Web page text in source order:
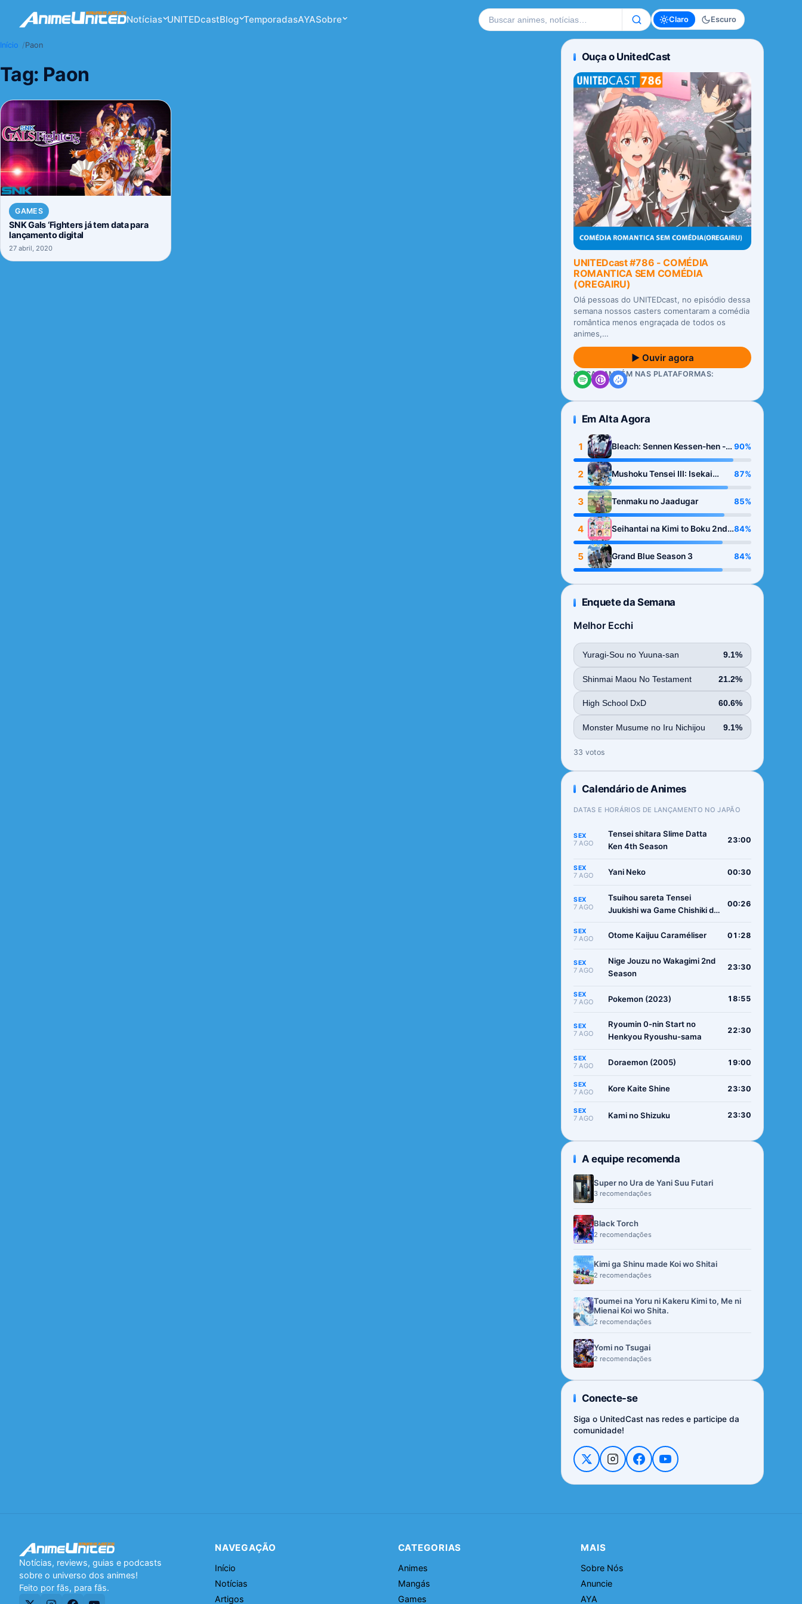
Notícias UNITEDcastBlog TemporadasAYASobre Buscar no site Claro Escuro
Início Paon
Tag: Paon
GAMES
SNK Gals ‘Fighters já tem data para
lançamento digital
27 abril, 2020
Ouça o UnitedCast
UNITEDcast #786 - COMÉDIA
ROMANTICA SEM COMÉDIA
(OREGAIRU)
Olá pessoas do UNITEDcast, no episódio dessa
semana nossos casters comentaram a comédia
romântica menos engraçada de todos os
animes,…
▶ Ouvir agora
OUÇA TAMBÉM NAS PLATAFORMAS:
Em Alta Agora
1
Bleach: Sennen Kessen-hen -
Kashin-tan
90%
2
Mushoku Tensei III: Isekai
Ittara Honki Dasu
87%
3 Tenmaku no Jaadugar 85%
4
Seihantai na Kimi to Boku 2nd
Season
84%
5 Grand Blue Season 3 84%
Enquete da Semana
Melhor Ecchi
Yuragi-Sou no Yuuna-san 9.1%
Shinmai Maou No Testament 21.2%
High School DxD 60.6%
Monster Musume no Iru Nichijou 9.1%
33 votos
Calendário de Animes
DATAS E HORÁRIOS DE LANÇAMENTO NO JAPÃO
SEX
7 AGO
Tensei shitara Slime Datta
Ken 4th Season
23:00
SEX
7 AGO Yani Neko 00:30
SEX
7 AGO
Tsuihou sareta Tensei
Juukishi wa Game Chishiki de
00:26
SEX
7 AGO Otome Kaijuu Caraméliser 01:28
SEX
7 AGO
Nige Jouzu no Wakagimi 2nd
Season
23:30
SEX
7 AGO Pokemon (2023) 18:55
SEX
7 AGO
Ryoumin 0-nin Start no
Henkyou Ryoushu-sama
22:30
SEX
7 AGO Doraemon (2005) 19:00
SEX
7 AGO Kore Kaite Shine 23:30
SEX
7 AGO Kami no Shizuku 23:30
A equipe recomenda
Super no Ura de Yani Suu Futari
3 recomendações
Black Torch
2 recomendações
Kimi ga Shinu made Koi wo Shitai
2 recomendações
Toumei na Yoru ni Kakeru Kimi to, Me ni
Mienai Koi wo Shita.
2 recomendações
Yomi no Tsugai
2 recomendações
Conecte-se
Siga o UnitedCast nas redes e participe da
comunidade!
Notícias, reviews, guias e podcasts
sobre o universo dos animes!
Feito por fãs, para fãs.
NAVEGAÇÃO
Início
Notícias
Artigos
CATEGORIAS
Animes
Mangás
Games
MAIS
Sobre Nós
Anuncie
AYA